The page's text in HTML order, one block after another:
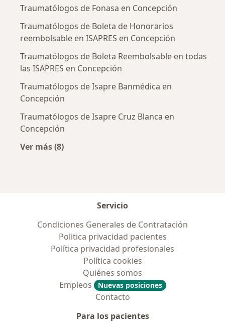
Traumatólogos de Fonasa en Concepción
Traumatólogos de Boleta de Honorarios
reembolsable en ISAPRES en Concepción
Traumatólogos de Boleta Reembolsable en todas
las ISAPRES en Concepción
Traumatólogos de Isapre Banmédica en
Concepción
Traumatólogos de Isapre Cruz Blanca en
Concepción
Ver más (8)
Servicio
Condiciones Generales de Contratación
Politica privacidad pacientes
Política privacidad profesionales
Política cookies
Quiénes somos
Empleos
Nuevas posiciones
Contacto
Para los pacientes